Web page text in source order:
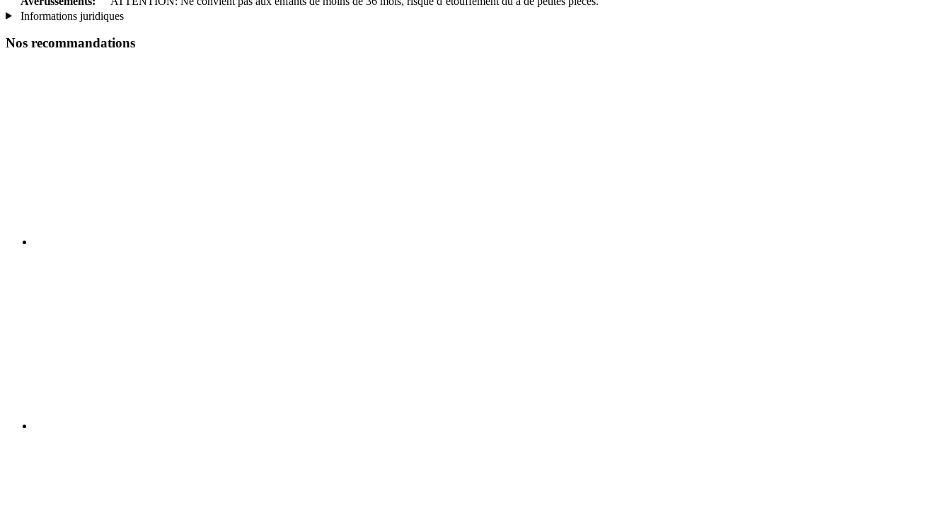
Informations juridiques
Nos recommandations